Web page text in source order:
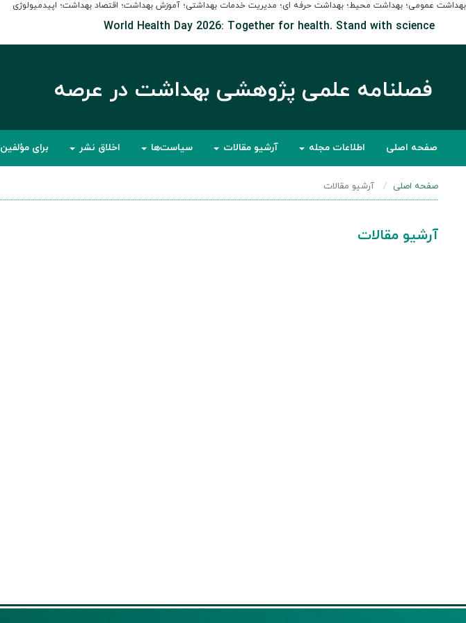
بهداشت عمومی؛ بهداشت محیط؛ بهداشت حرفه ای؛ مدیریت خدمات بهداشتی؛ آموزش بهداشت؛ اقتصاد بهداشت؛ اپیدمیولوژی
World Health Day 2026: Together for health. Stand with science
فصلنامه علمی پژوهشی بهداشت در عرصه
صفحه اصلی اطلاعات مجله آرشیو مقالات سیاست‌ها اخلاق نشر برای مؤلفین
صفحه اصلی آرشیو مقالات
آرشیو مقالات